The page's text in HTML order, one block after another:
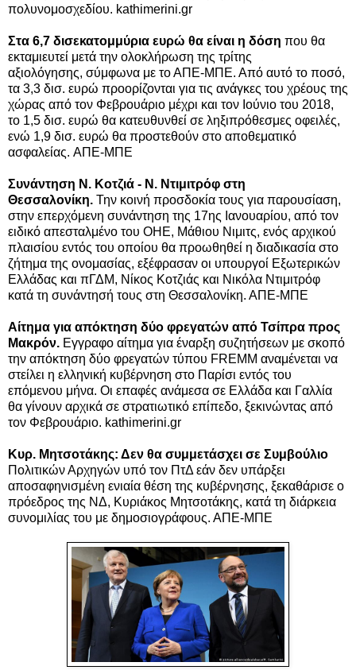
πολυνομοσχεδίου. kathimerini.gr
Στα 6,7 δισεκατομμύρια ευρώ θα είναι η δόση που θα
εκταμιευτεί μετά την ολοκλήρωση της τρίτης
αξιολόγησης, σύμφωνα με το ΑΠΕ-ΜΠΕ. Από αυτό το ποσό,
τα 3,3 δισ. ευρώ προορίζονται για τις ανάγκες του χρέους της
χώρας από τον Φεβρουάριο μέχρι και τον Ιούνιο του 2018,
το 1,5 δισ. ευρώ θα κατευθυνθεί σε ληξιπρόθεσμες οφειλές,
ενώ 1,9 δισ. ευρώ θα προστεθούν στο αποθεματικό
ασφαλείας. ΑΠΕ-ΜΠΕ
Συνάντηση Ν. Κοτζιά - Ν. Ντιμιτρόφ στη
Θεσσαλονίκη. Την κοινή προσδοκία τους για παρουσίαση,
στην επερχόμενη συνάντηση της 17ης Ιανουαρίου, από τον
ειδικό απεσταλμένο του ΟΗΕ, Μάθιου Νιμιτς, ενός αρχικού
πλαισίου εντός του οποίου θα προωθηθεί η διαδικασία στο
ζήτημα της ονομασίας, εξέφρασαν οι υπουργοί Εξωτερικών
Ελλάδας και πΓΔΜ, Νίκος Κοτζιάς και Νικόλα Ντιμιτρόφ
κατά τη συνάντησή τους στη Θεσσαλονίκη. ΑΠΕ-ΜΠΕ
Αίτημα για απόκτηση δύο φρεγατών από Τσίπρα προς
Μακρόν. Εγγραφο αίτημα για έναρξη συζητήσεων με σκοπό
την απόκτηση δύο φρεγατών τύπου FREMM αναμένεται να
στείλει η ελληνική κυβέρνηση στο Παρίσι εντός του
επόμενου μήνα. Οι επαφές ανάμεσα σε Ελλάδα και Γαλλία
θα γίνουν αρχικά σε στρατιωτικό επίπεδο, ξεκινώντας από
τον Φεβρουάριο. kathimerini.gr
Κυρ. Μητσοτάκης: Δεν θα συμμετάσχει σε Συμβούλιο
Πολιτικών Αρχηγών υπό τον ΠτΔ εάν δεν υπάρξει
αποσαφηνισμένη ενιαία θέση της κυβέρνησης, ξεκαθάρισε ο
πρόεδρος της ΝΔ, Κυριάκος Μητσοτάκης, κατά τη διάρκεια
συνομιλίας του με δημοσιογράφους. ΑΠΕ-ΜΠΕ